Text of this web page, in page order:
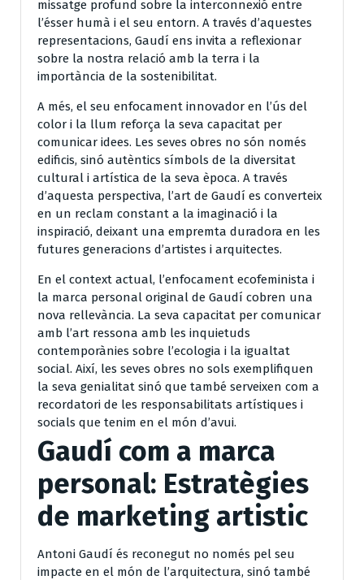
missatge profund sobre la interconnexió entre
l’ésser humà i el seu entorn. A través d’aquestes
representacions, Gaudí ens invita a reflexionar
sobre la nostra relació amb la terra i la
importància de la sostenibilitat.
A més, el seu enfocament innovador en l’ús del
color i la llum reforça la seva capacitat per
comunicar idees. Les seves obres no són només
edificis, sinó autèntics símbols de la diversitat
cultural i artística de la seva època. A través
d’aquesta perspectiva, l’art de Gaudí es converteix
en un reclam constant a la imaginació i la
inspiració, deixant una empremta duradora en les
futures generacions d’artistes i arquitectes.
En el context actual, l’enfocament ecofeminista i
la marca personal original de Gaudí cobren una
nova rellevància. La seva capacitat per comunicar
amb l’art ressona amb les inquietuds
contemporànies sobre l’ecologia i la igualtat
social. Així, les seves obres no sols exemplifiquen
la seva genialitat sinó que també serveixen com a
recordatori de les responsabilitats artístiques i
socials que tenim en el món d’avui.
Gaudí com a marca
personal: Estratègies
de marketing artistic
Antoni Gaudí és reconegut no només pel seu
impacte en el món de l’arquitectura, sinó també